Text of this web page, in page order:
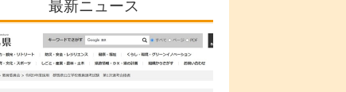
最新ニュース